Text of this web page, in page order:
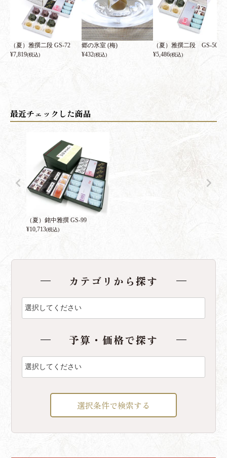
（夏）雅撰二段 GS-72
¥7,819(税込)
郷の氷室 (梅)
¥432(税込)
（夏）雅撰二段 GS-50
¥5,486(税込)
（夏）銘中雅撰 GS-99
¥10,713(税込)
カテゴリから探す
予算・価格で探す
選択条件で検索する